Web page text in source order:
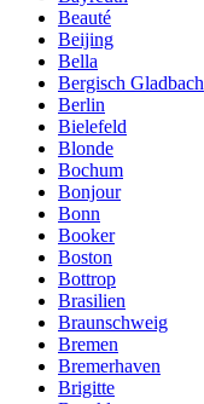
Beauté
Beijing
Bella
Bergisch Gladbach
Berlin
Bielefeld
Blonde
Bochum
Bonjour
Bonn
Booker
Boston
Bottrop
Brasilien
Braunschweig
Bremen
Bremerhaven
Brigitte